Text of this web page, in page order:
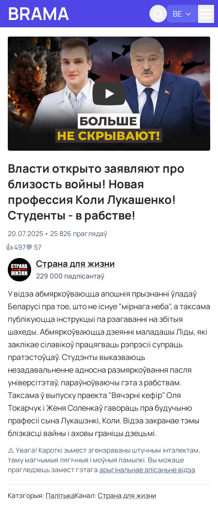
BRAMA BE
Власти открыто заявляют про
близость войны! Новая
профессия Коли Лукашенко!
Студенты - в рабстве!
20.07.2025
25 826 праглядаў
👍 497💬 57
Страна для жизни
229 000 падпісантаў
У відэа абмяркоўваюцца апошнія прызнанні ўладаў
Беларусі пра тое, што не існуе "мірнага неба", а таксама
публікуюцца інструкцыі па рэагаванні на збітыя
шахеды. Абмяркоўваюцца дзеянні маладашы Ліды, які
заклікае сілавікоў працягваць рэпрэсіі супраць
пратэстоўцаў. Студэнты выказваюць
незадавальненне адносна размяркоўвання пасля
універсітэтаў, параўноўваючы гэта з рабствам.
Таксама ў выпуску праекта "Вячэрні кефір" Оля
Токарчук і Женя Соленкаў гавораць пра будучыню
прафесіі сына Лукашэнкі, Коли. Відэа закранае тэмы
блізкасці вайны і аховы граніцы дзецьмі.
⚠️ Увага! Кароткі зьмест згенэраваны штучным інтэлектам,
таму магчымыя лягічныя і моўныя памылкі. Вы можаце
прагледзець замест гэтага арыгінальнае апісаньне відэа
Катэгорыя: ПалітыкаКанал: Страна для жизни